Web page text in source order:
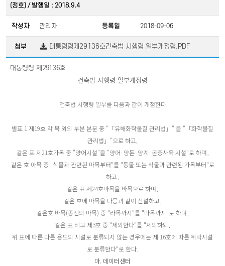
(정호) / 발행일 : 2018.9.4
작성자 관리자 등록일 2018-09-06
첨부 대통령령제29136호건축법 시행령 일부개정령.PDF
대통령령 제29136호
건축법 시행령 일부개정령
건축법 시행령 일부를 다음과 같이 개정한다
별표 1 제19호 각 목 외의 부분 본문 중 "「유해화학물질 관리법」" 을 "「화학물질
관리법」"으로 하고,
같은 표 제21호가목 중 "양어시설"을 "양어·양돈·양계·곤충사육 시설"로 하며,
같은 호 아목 중 "식물과 관련된 마목부터"를 "동물 또는 식물과 관련된 가목부터"로
하고,
같은 표 제24호마목을 바목으로 하며,
같은 호에 마목을 다믕과 같이 신설하고,
같은호 바목(종전의 마목) 중 ​"라목까지"를 "마목까지"로 하며,
같은 표 비고 제3호 중 "제외한다"를 "제외하되,​
위 표에 따른 다른 용도의 시설로 분류되지 않는 경우에는 제 16호에 따른 위락시설
로 분류한다"로 한다.
마. 데이터센터​